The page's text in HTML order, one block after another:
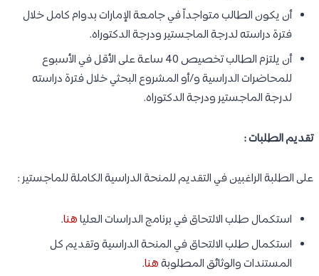
أن يكون الطالب متواجداً في جامعة الإمارات بدوام كامل خلال
فترة دراسته لدرجة الماجستير ودرجة الدكتوراه.
أن يلتزم الطالب تخصيص 40 ﺳﺎﻋﺔ على الأقل ﻓﻲ اﻷﺳﺒﻮع
للمحاضرات الدراسية و/أو اﻟﻤﺸﺮوع البحثي خلال فترة دراسته
لدرجة الماجستير ودرجة الدكتوراه.
تقديم الطلبات :
على الطلبة الراغبين في التقديم للمنحة الدراسية الكاملة للماجستير :
استكمال طلب الالتحاق في برنامج الدراسات العلياهنا.
استكمال طلب الالتحاق في المنحة الدراسية وتقديم كل
المستندات والوثائق المطلوبةهنا.